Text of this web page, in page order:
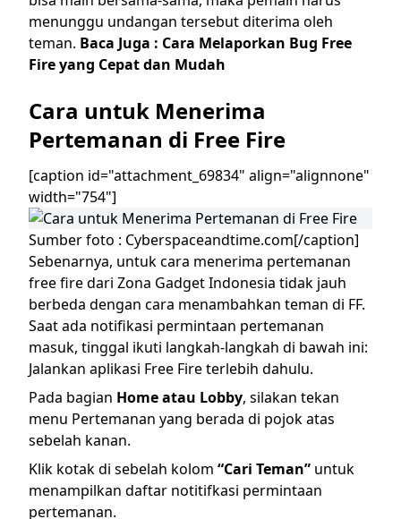
menunggu undangan tersebut diterima oleh
teman. Baca Juga : Cara Melaporkan Bug Free
Fire yang Cepat dan Mudah
Cara untuk Menerima
Pertemanan di Free Fire
[caption id="attachment_69834" align="alignnone"
width="754"]
Sumber foto : Cyberspaceandtime.com[/caption]
Sebenarnya, untuk cara menerima pertemanan
free fire dari Zona Gadget Indonesia tidak jauh
berbeda dengan cara menambahkan teman di FF.
Saat ada notifikasi permintaan pertemanan
masuk, tinggal ikuti langkah-langkah di bawah ini:
Jalankan aplikasi Free Fire terlebih dahulu.
Pada bagian Home atau Lobby, silakan tekan
menu Pertemanan yang berada di pojok atas
sebelah kanan.
Klik kotak di sebelah kolom “Cari Teman” untuk
menampilkan daftar notitifkasi permintaan
pertemanan.